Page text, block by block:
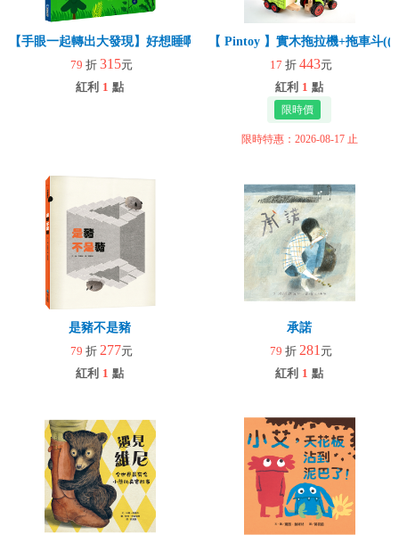
【手眼一起轉出大發現】好想睡啊！
79 折 315元
紅利 1 點
【 Pintoy 】實木拖拉機+拖車斗
17 折 443元
紅利 1 點
限時特惠：2026-08-17 止
是豬不是豬
79 折 277元
紅利 1 點
承諾
79 折 281 元
紅利 1 點